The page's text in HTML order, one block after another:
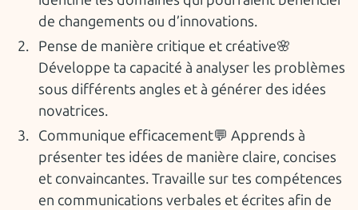
de changements ou d’innovations.
Pense de manière critique et créative🌸
Développe ta capacité à analyser les problèmes
sous différents angles et à générer des idées
novatrices.
Communique efficacement💬 Apprends à
présenter tes idées de manière claire, concises
et convaincantes. Travaille sur tes compétences
en communications verbales et écrites afin de